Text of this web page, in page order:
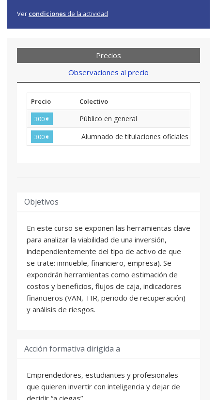
Ver condiciones de la actividad
Precios
Observaciones al precio
Precio
Colectivo
300 €
Público en general
300 € Alumnado de titulaciones oficiales del
Objetivos
En este curso se exponen las herramientas clave
para analizar la viabilidad de una inversión,
independientemente del tipo de activo de que
se trate: inmueble, financiero, empresa). Se
expondrán herramientas como estimación de
costos y beneficios, flujos de caja, indicadores
financieros (VAN, TIR, periodo de recuperación)
y análisis de riesgos.
Acción formativa dirigida a
Emprendedores, estudiantes y profesionales
que quieren invertir con inteligencia y dejar de
decidir “a ciegas”.